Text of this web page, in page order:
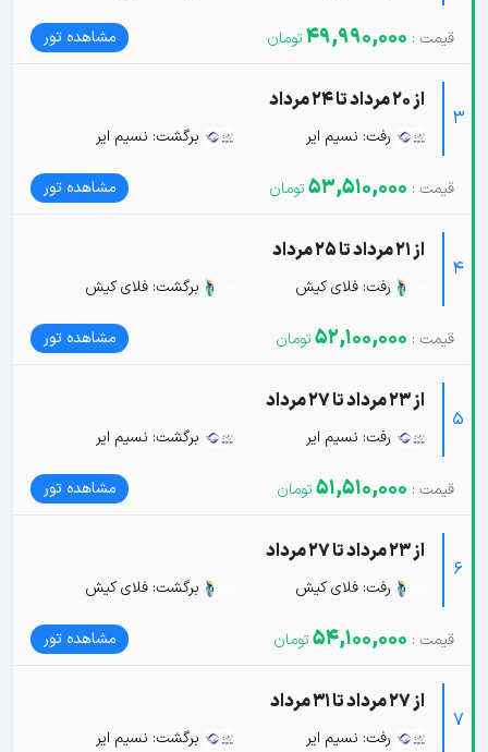
49,990,000 مشاهده تور
3
از 20 مرداد تا 24 مرداد
رفت: نسیم ایر برگشت: نسیم ایر
53,510,000 مشاهده تور
4
از 21 مرداد تا 25 مرداد
رفت: فلای کیش برگشت: فلای کیش
52,100,000 مشاهده تور
5
از 23 مرداد تا 27 مرداد
رفت: نسیم ایر برگشت: نسیم ایر
51,510,000 مشاهده تور
6
از 23 مرداد تا 27 مرداد
رفت: فلای کیش برگشت: فلای کیش
54,100,000 مشاهده تور
7
از 27 مرداد تا 31 مرداد
رفت: نسیم ایر برگشت: نسیم ایر